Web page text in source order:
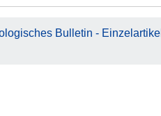
Bulletin - Einzelartikel